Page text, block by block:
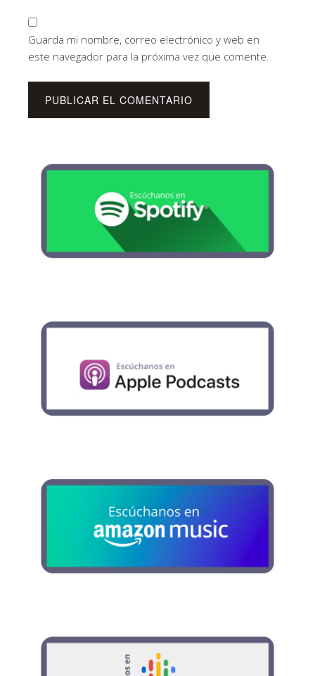
Guarda mi nombre, correo electrónico y web en
este navegador para la próxima vez que comente.